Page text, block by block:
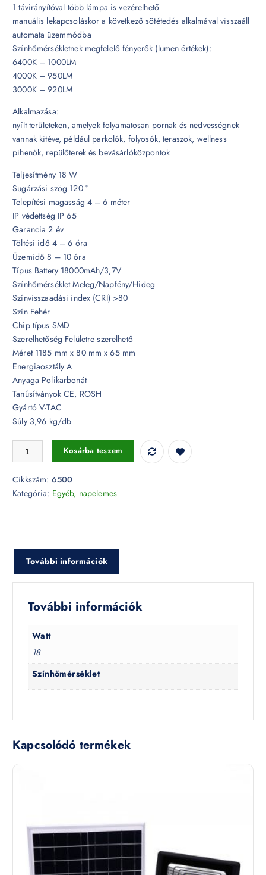
1 távirányítóval több lámpa is vezérelhető
manuális lekapcsoláskor a következő sötétedés alkalmával visszaáll
automata üzemmódba
Színhőmérsékletnek megfelelő fényerők (lumen értékek):
6400K – 1000LM
4000K – 950LM
3000K – 920LM
Alkalmazása:
nyílt területeken, amelyek folyamatosan pornak és nedvességnek
vannak kitéve, például parkolók, folyosók, teraszok, wellness
pihenők, repülőterek és bevásárlóközpontok
Teljesítmény 18 W
Sugárzási szög 120 °
Telepítési magasság 4 – 6 méter
IP védettség IP 65
Garancia 2 év
Töltési idő 4 – 6 óra
Üzemidő 8 – 10 óra
Típus Battery 18000mAh/3,7V
Színhőmérséklet Meleg/Napfény/Hideg
Színvisszaadási index (CRI) >80
Szín Fehér
Chip típus SMD
Szerelhetőség Felületre szerelhető
Méret 1185 mm x 80 mm x 65 mm
Energiaosztály A
Anyaga Polikarbonát
Tanúsítványok CE, ROSH
Gyártó V-TAC
Súly 3,96 kg/db
18W Napelemes LED vízmentes lámpa IP65 CCT - 6500 mennyiség
Kosárba teszem
Cikkszám: 6500
Kategória: Egyéb, napelemes
További információk
További információk
Watt
18
Színhőmérséklet
Kapcsolódó termékek